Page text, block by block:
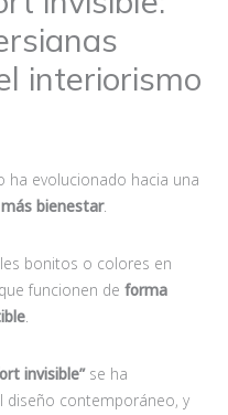
interiorismo
ha evolucionado hacia una
bienestar.
bonitos o colores en
funcionen de forma
.
invisible”se ha
diseño contemporáneo, y